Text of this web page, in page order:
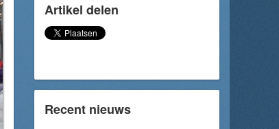
Artikel delen
Recent nieuws